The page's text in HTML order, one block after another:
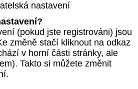
nastavení
(pokud jste registrováni) jsou
změně stačí kliknout na odkaz
v horní části stránky, ale
Takto si můžete změnit